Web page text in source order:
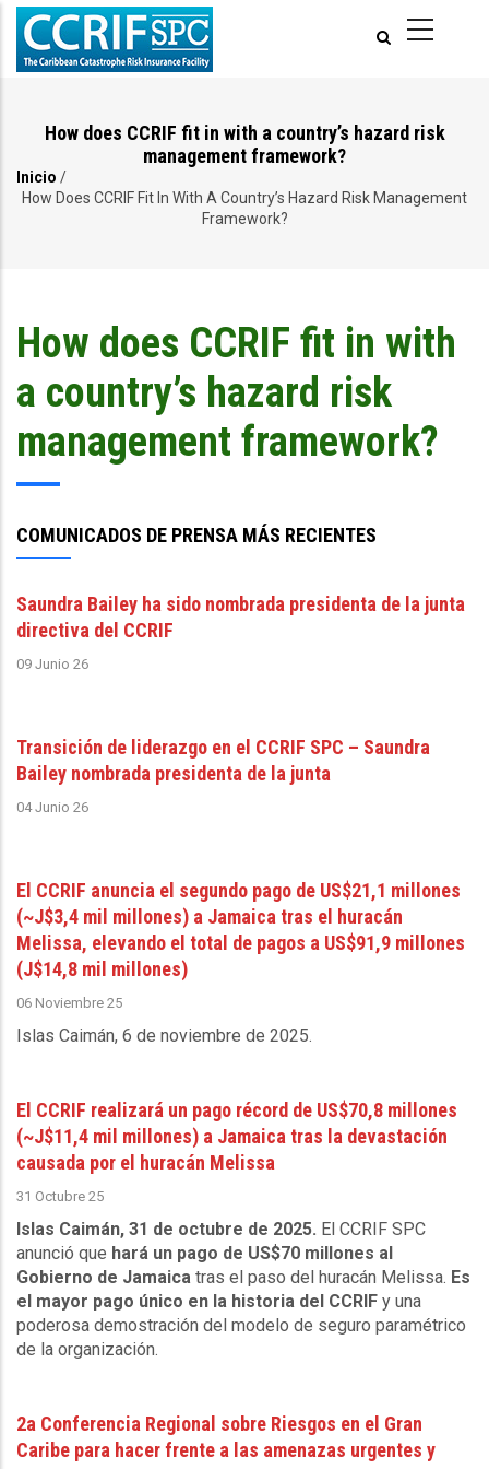
Pasar
contenido
How does CCRIF fit in with a country’s hazard risk
management framework?
Ruta
Inicio /
How Does CCRIF Fit In With A Country’s Hazard Risk Management
Framework?
How does CCRIF fit in with
a country’s hazard risk
management framework?
COMUNICADOS DE PRENSA MÁS RECIENTES
Saundra Bailey ha sido nombrada presidenta de la junta
directiva del CCRIF
09 Junio 26
Transición de liderazgo en el CCRIF SPC – Saundra
Bailey nombrada presidenta de la junta
04 Junio 26
El CCRIF anuncia el segundo pago de US$21,1 millones
(~J$3,4 mil millones) a Jamaica tras el huracán
Melissa, elevando el total de pagos a US$91,9 millones
(J$14,8 mil millones)
06 Noviembre 25
Islas Caimán, 6 de noviembre de 2025.
El CCRIF realizará un pago récord de US$70,8 millones
(~J$11,4 mil millones) a Jamaica tras la devastación
causada por el huracán Melissa
31 Octubre 25
Islas Caimán, 31 de octubre de 2025. El CCRIF SPC
anunció que hará un pago de US$70 millones al
Gobierno de Jamaica tras el paso del huracán Melissa. Es
el mayor pago único en la historia del CCRIF y una
poderosa demostración del modelo de seguro paramétrico
de la organización.
2a Conferencia Regional sobre Riesgos en el Gran
Caribe para hacer frente a las amenazas urgentes y